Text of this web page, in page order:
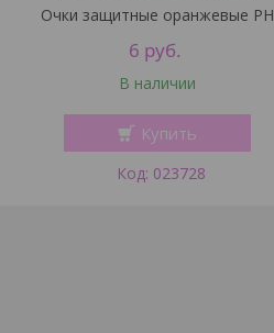
Очки защитные оранжевые PH
6 руб.
В наличии
Купить
023728